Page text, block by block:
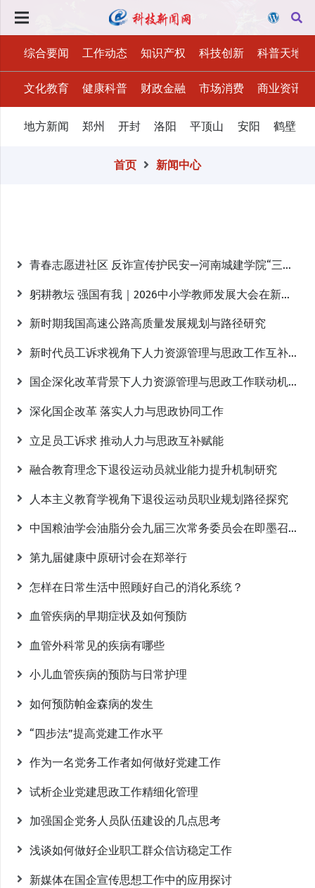
综合要闻 工作动态 知识产权 科技创新 科普天地
文化教育 健康科普 财政金融 市场消费 商业资讯
地方新闻 郑州 开封 洛阳 平顶山 安阳 鹤壁
首页 新闻中心
青春志愿进社区 反诈宣传护民安—河南城建学院“三下乡”社会实践队赴汝州开展防范电信网络诈骗宣传活动
躬耕教坛 强国有我｜2026中小学教师发展大会在新密成功举行
新时期我国高速公路高质量发展规划与路径研究
新时代员工诉求视角下人力资源管理与思政工作互补发展研究
国企深化改革背景下人力资源管理与思政工作联动机制构建研究
深化国企改革 落实人力与思政协同工作
立足员工诉求 推动人力与思政互补赋能
融合教育理念下退役运动员就业能力提升机制研究
人本主义教育学视角下退役运动员职业规划路径探究
中国粮油学会油脂分会九届三次常务委员会在即墨召开 闫子鹏副会长出席并宣读相关提议
第九届健康中原研讨会在郑举行
怎样在日常生活中照顾好自己的消化系统？
血管疾病的早期症状及如何预防
血管外科常见的疾病有哪些
小儿血管疾病的预防与日常护理
如何预防帕金森病的发生
“四步法”提高党建工作水平
作为一名党务工作者如何做好党建工作
试析企业党建思政工作精细化管理
加强国企党务人员队伍建设的几点思考
浅谈如何做好企业职工群众信访稳定工作
新媒体在国企宣传思想工作中的应用探讨